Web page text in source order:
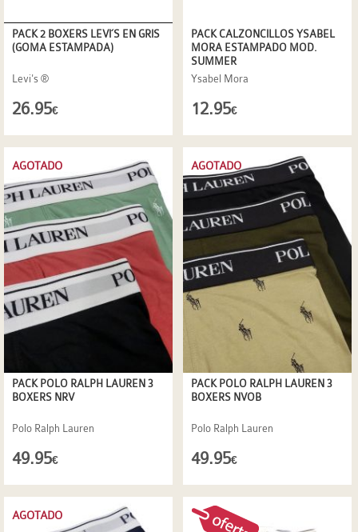
PACK 2 BOXERS LEVI´S EN GRIS
(GOMA ESTAMPADA)
Levi's ®
26.95€
PACK CALZONCILLOS YSABEL
MORA ESTAMPADO MOD.
SUMMER
Ysabel Mora
12.95€
PACK POLO RALPH LAUREN 3
BOXERS NRV
Polo Ralph Lauren
AGOTADO
49.95€
PACK POLO RALPH LAUREN 3
BOXERS NVOB
Polo Ralph Lauren
AGOTADO
49.95€
AGOTADO